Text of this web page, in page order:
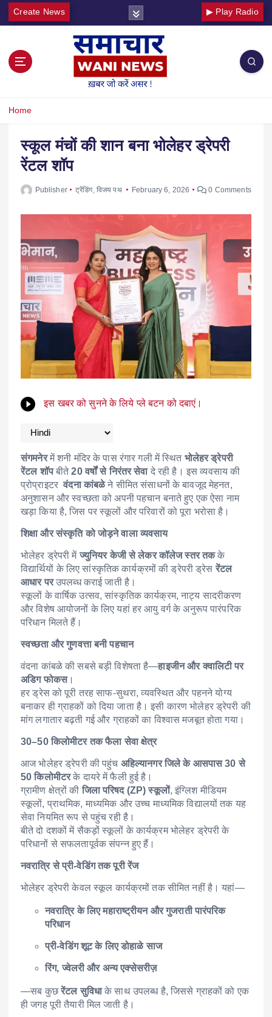
Create News ▶ Play Radio
Home
स्कूल मंचों की शान बना भोलेहर ड्रेपरी
रेंटल शॉप
Publisher ट्रेंडिंग, विजय पथ February 6, 2026 0 Comments
इस खबर को सुनने के लिये प्ले बटन को दबाएं।
संगमनेरमें शनी मंदिर के पास रंगार गली में स्थित भोलेहर ड्रेपरी
रेंटल शॉपबीते20 वर्षों से निरंतर सेवादे रही है। इस व्यवसाय की
प्रोप्राइटर वंदना कांबळेने सीमित संसाधनों के बावजूद मेहनत,
अनुशासन और स्वच्छता को अपनी पहचान बनाते हुए एक ऐसा नाम
खड़ा किया है, जिस पर स्कूलों और परिवारों को पूरा भरोसा है।
शिक्षा और संस्कृति को जोड़ने वाला व्यवसाय
भोलेहर ड्रेपरी मेंज्युनियर केजी से लेकर कॉलेज स्तर तकके
विद्यार्थियों के लिए सांस्कृतिक कार्यक्रमों की ड्रेपरी ड्रेसरेंटल
आधार परउपलब्ध कराई जाती है।
स्कूलों के वार्षिक उत्सव, सांस्कृतिक कार्यक्रम, नाट्य सादरीकरण
और विशेष आयोजनों के लिए यहां हर आयु वर्ग के अनुरूप पारंपरिक
परिधान मिलते हैं।
स्वच्छता और गुणवत्ता बनी पहचान
वंदना कांबळे की सबसे बड़ी विशेषता है—हाइजीन और क्वालिटी पर
अडिग फोकस।
हर ड्रेस को पूरी तरह साफ-सुथरा, व्यवस्थित और पहनने योग्य
बनाकर ही ग्राहकों को दिया जाता है। इसी कारण भोलेहर ड्रेपरी की
मांग लगातार बढ़ती गई और ग्राहकों का विश्वास मजबूत होता गया।
30–50 किलोमीटर तक फैला सेवा क्षेत्र
आज भोलेहर ड्रेपरी की पहुंच अहिल्यानगर जिले के आसपास 30 से
50 किलोमीटरके दायरे में फैली हुई है।
ग्रामीण क्षेत्रों कीजिला परिषद (ZP) स्कूलों, इंग्लिश मीडियम
स्कूलों, प्राथमिक, माध्यमिक और उच्च माध्यमिक विद्यालयों तक यह
सेवा नियमित रूप से पहुंच रही है।
बीते दो दशकों में सैकड़ों स्कूलों के कार्यक्रम भोलेहर ड्रेपरी के
परिधानों से सफलतापूर्वक संपन्न हुए हैं।
नवरात्रि से प्री-वेडिंग तक पूरी रेंज
भोलेहर ड्रेपरी केवल स्कूल कार्यक्रमों तक सीमित नहीं है। यहां—
नवरात्रि के लिए महाराष्ट्रीयन और गुजराती पारंपरिक
परिधान
प्री-वेडिंग शूट के लिए डोहाळे साज
रिंग, ज्वेलरी और अन्य एक्सेसरीज़
—सब कुछरेंटल सुविधाके साथ उपलब्ध है, जिससे ग्राहकों को एक
ही जगह पूरी तैयारी मिल जाती है।